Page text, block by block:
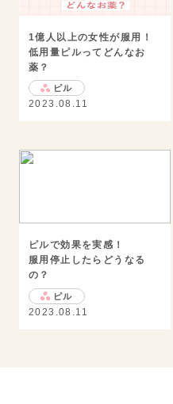
1億人以上の女性が服用！
低用量ピルってどんなお
薬？
ピル
2023.08.11
ピルで効果を実感！
服用停止したらどうなる
の？
ピル
2023.08.11